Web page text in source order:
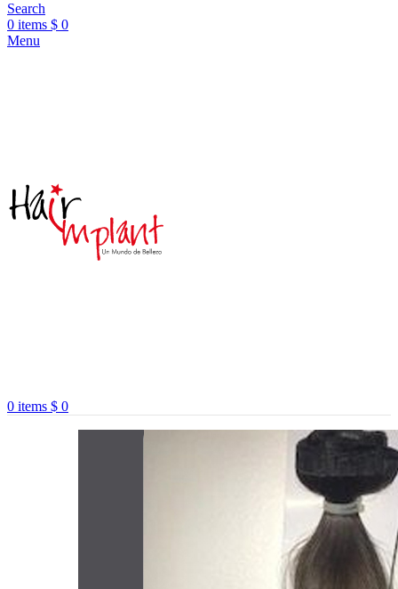
Search
0 items $ 0
Menu
0 items $ 0